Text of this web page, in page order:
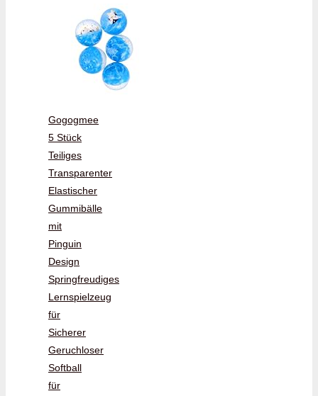
Gogogmee
5 Stück
Teiliges
Transparenter
Elastischer
Gummibälle
mit
Pinguin
Design
Springfreudiges
Lernspielzeug
für
Sicherer
Geruchloser
Softball
für